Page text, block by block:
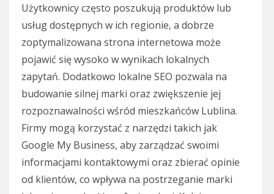
Użytkownicy często poszukują produktów lub
usług dostępnych w ich regionie, a dobrze
zoptymalizowana strona internetowa może
pojawić się wysoko w wynikach lokalnych
zapytań. Dodatkowo lokalne SEO pozwala na
budowanie silnej marki oraz zwiększenie jej
rozpoznawalności wśród mieszkańców Lublina.
Firmy mogą korzystać z narzędzi takich jak
Google My Business, aby zarządzać swoimi
informacjami kontaktowymi oraz zbierać opinie
od klientów, co wpływa na postrzeganie marki